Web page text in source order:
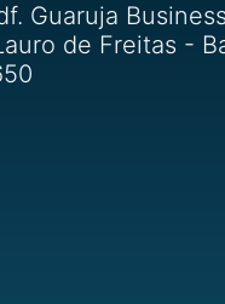
Guaruja
de Freitas -